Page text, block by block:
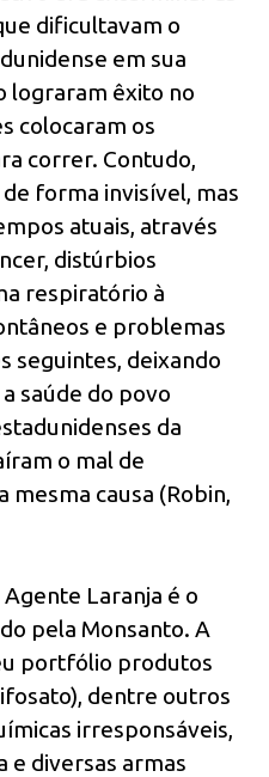
dificultavam o
em sua
lograram êxito no
colocaram os
correr. Contudo,
forma invisível, mas
atuais, através
distúrbios
respiratório à
e problemas
seguintes, deixando
saúde do povo
da
o mal de
mesma causa (Robin,
Laranja é o
pela Monsanto. A
portfólio produtos
dentre outros
irresponsáveis,
e diversas armas